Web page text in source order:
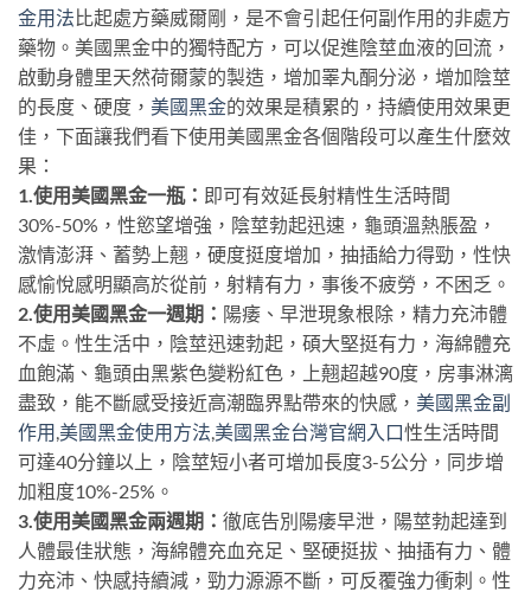
金用法比起處方藥威爾剛，是不會引起任何副作用的非處方
藥物。美國黑金中的獨特配方，可以促進陰莖血液的回流，
啟動身體里天然荷爾蒙的製造，增加睪丸酮分泌，增加陰莖
的長度、硬度， 美國黑金的效果是積累的，持續使用效果更
佳，下面讓我們看下使用美國黑金各個階段可以產生什麼效
果：
1.使用美國黑金一瓶： 即可有效延長射精性生活時間
30%-50%，性慾望增強，陰莖勃起迅速，龜頭溫熱脹盈，
激情澎湃、蓄勢上翹，硬度挺度增加，抽插給力得勁，性快
感愉悅感明顯高於從前，射精有力，事後不疲勞，不困乏。
2.使用美國黑金一週期： 陽痿、早泄現象根除，精力充沛體
不虛。性生活中，陰莖迅速勃起，碩大堅挺有力，海綿體充
血飽滿、龜頭由黑紫色變粉紅色，上翹超越90度，房事淋漓
盡致，能不斷感受接近高潮臨界點帶來的快感， 美國黑金副
作用 美國黑金使用方法 美國黑金台灣官網入口性生活時間
可達40分鐘以上，陰莖短小者可增加長度3-5公分，同步增
加粗度10%-25%。
3.使用美國黑金兩週期： 徹底告別陽痿早泄，陽莖勃起達到
人體最佳狀態，海綿體充血充足、堅硬挺拔、抽插有力、體
力充沛、快感持續減，勁力源源不斷，可反覆強力衝刺。性